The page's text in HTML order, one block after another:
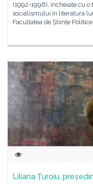
(1992-1996), încheiate cu
socialismului în literatura
Facultatea de Științe
Liliana Țuroiu,